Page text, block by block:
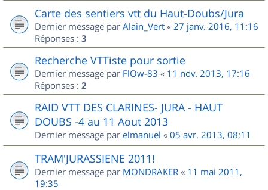
Carte des sentiers vtt du Haut-Doubs/Jura
Dernier message par Alain_Vert « 27 janv. 2016, 11:16
Réponses : 3
Recherche VTTiste pour sortie
Dernier message par FlOw-83 « 11 nov. 2013, 17:16
Réponses : 2
RAID VTT DES CLARINES- JURA - HAUT
DOUBS -4 au 11 Aout 2013
Dernier message par elmanuel « 05 avr. 2013, 08:11
TRAM'JURASSIENE 2011!
Dernier message par MONDRAKER « 11 mai 2011,
19:35